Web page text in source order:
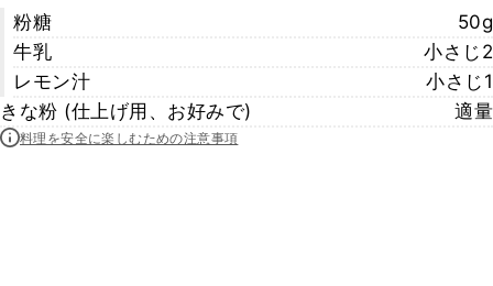
粉糖
50g
牛乳
小さじ2
レモン汁
小さじ1
きな粉 (仕上げ用、お好みで)
適量
料理を安全に楽しむための注意事項